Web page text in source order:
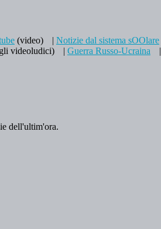
(video) | Notizie dal sistema sOOlare
videoludici) | Guerra Russo-Ucraina |
dell'ultim'ora.